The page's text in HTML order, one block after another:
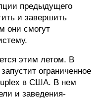
предыдущего
и завершить
они смогут
этим летом. В
ограниченное
в США. В нем
и заведения-